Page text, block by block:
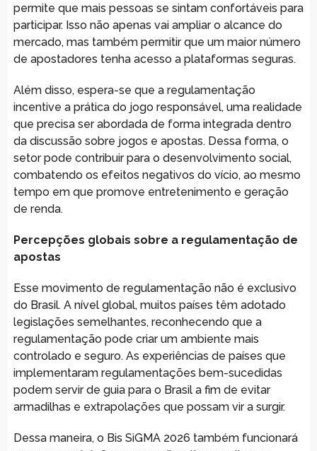
permite que mais pessoas se sintam confortáveis para
participar. Isso não apenas vai ampliar o alcance do
mercado, mas também permitir que um maior número
de apostadores tenha acesso a plataformas seguras.
Além disso, espera-se que a regulamentação
incentive a prática do jogo responsável, uma realidade
que precisa ser abordada de forma integrada dentro
da discussão sobre jogos e apostas. Dessa forma, o
setor pode contribuir para o desenvolvimento social,
combatendo os efeitos negativos do vício, ao mesmo
tempo em que promove entretenimento e geração
de renda.
Percepções globais sobre a regulamentação de
apostas
Esse movimento de regulamentação não é exclusivo
do Brasil. A nível global, muitos países têm adotado
legislações semelhantes, reconhecendo que a
regulamentação pode criar um ambiente mais
controlado e seguro. As experiências de países que
implementaram regulamentações bem-sucedidas
podem servir de guia para o Brasil a fim de evitar
armadilhas e extrapolações que possam vir a surgir.
Dessa maneira, o Bis SiGMA 2026 também funcionará